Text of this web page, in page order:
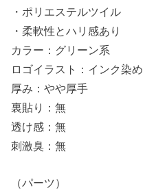
・ポリエステルツイル
・柔軟性とハリ感あり
カラー：グリーン系
ロゴイラスト：インク染め
厚み：やや厚手
裏貼り：無
透け感：無
刺激臭：無
（パーツ）